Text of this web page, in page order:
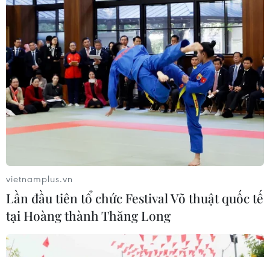
vietnamplus.vn
Lần đầu tiên tổ chức Festival Võ thuật quốc tế
tại Hoàng thành Thăng Long